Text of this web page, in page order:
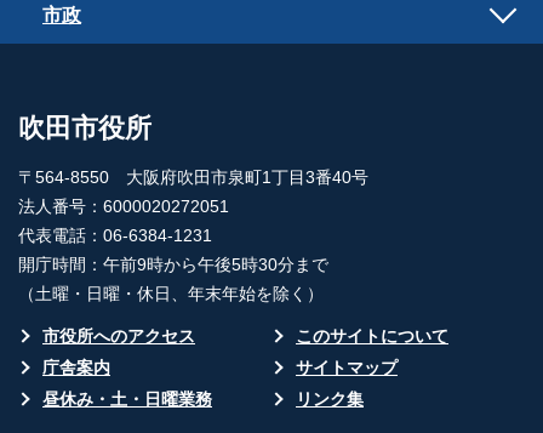
市政
吹田市役所
〒564-8550 大阪府吹田市泉町1丁目3番40号
法人番号：6000020272051
代表電話：06-6384-1231
開庁時間：午前9時から午後5時30分まで
（土曜・日曜・休日、年末年始を除く）
市役所へのアクセス
このサイトについて
庁舎案内
サイトマップ
昼休み・土・日曜業務
リンク集